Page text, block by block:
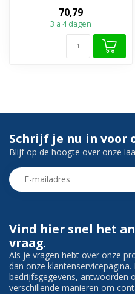
& lekvrij
➤ ...
70,79
3 a 4 dagen
Vind hier snel het
vraag.
Als je vragen hebt over onze
dan onze klantenservicepagina.
bedrijfsgegevens, antwoorden
verschillende manieren om
Schrijf je nu in voor
Blijf op de hoogte over onze